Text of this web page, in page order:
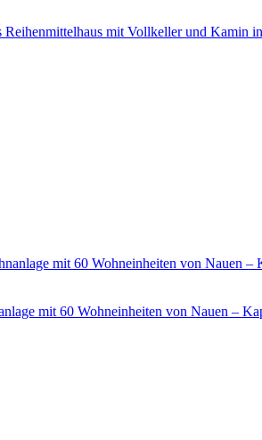
Reihenmittelhaus mit Vollkeller und Kamin
mit 60 Wohneinheiten von Nauen –